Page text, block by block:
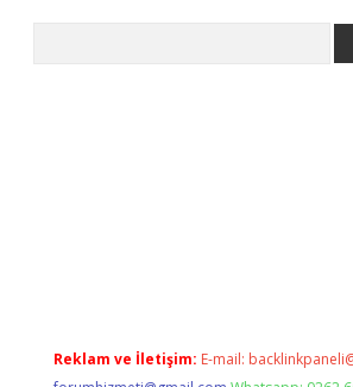
Reklam ve İletişim: E-mail: